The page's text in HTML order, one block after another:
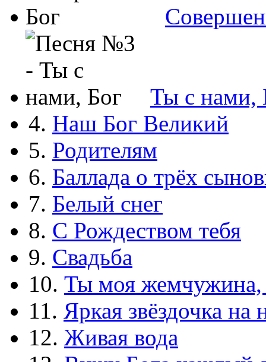
Ты с нами,
4. Наш Бог Великий
5. Родителям
6. Баллада о трёх
7. Белый снег
8. С Рождеством тебя
9. Свадьба
10. Ты моя жемчужина,
11. Яркая звёздочка на
12. Живая вода